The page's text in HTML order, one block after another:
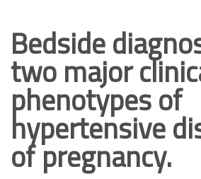
Bedside
two major
phenotypes of
hypertensive
of pregnancy.